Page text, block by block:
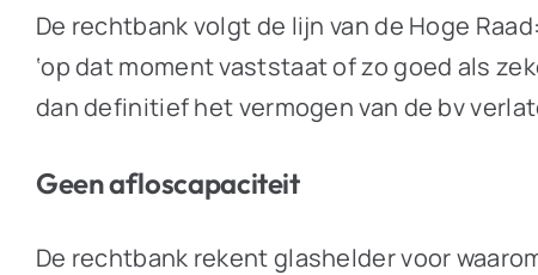
De rechtbank volgt de lijn van de Hoge
‘op dat moment vaststaat of zo goed als
dan definitief het vermogen van de bv
Geen afloscapaciteit
De rechtbank rekent glashelder voor